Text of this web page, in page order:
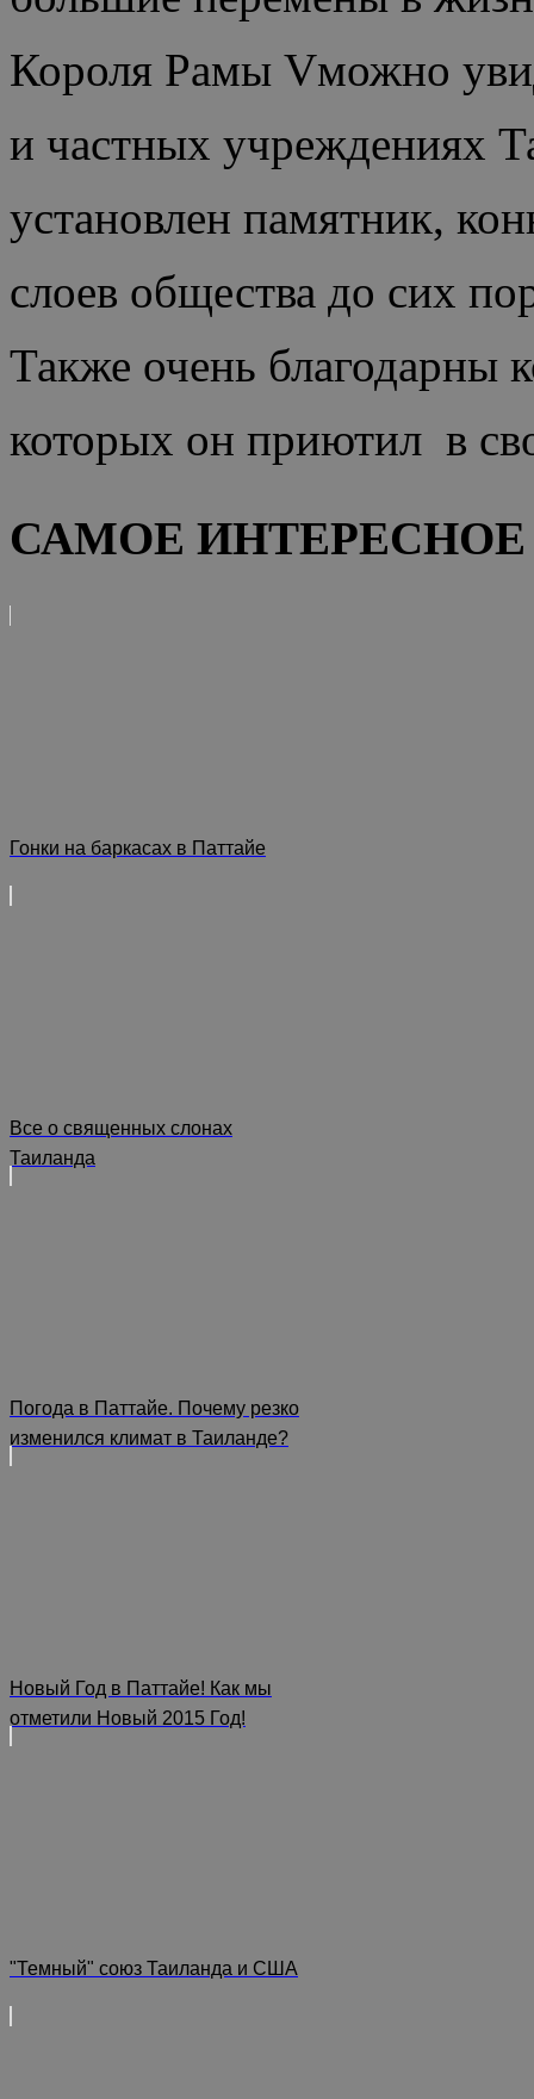
Короля Рамы Vможно
и частных учреждениях
установлен памятник,
слоев общества до сих
Также очень благодарны
которых он приютил в
САМОЕ ИНТЕРЕСНОЕ
Гонки на баркасах в Паттайе
Все о священных слонах
Таиланда
Погода в Паттайе. Почему резко
изменился климат в Таиланде?
Новый Год в Паттайе! Как мы
отметили Новый 2015 Год!
"Темный" союз Таиланда и США